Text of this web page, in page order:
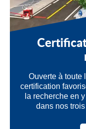
Ouverte à toute
certification
la recherche en
dans nos